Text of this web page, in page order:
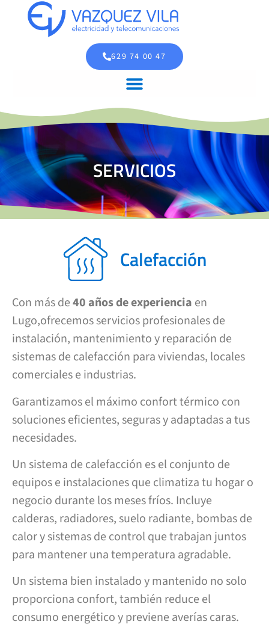
629 74 00 47
SERVICIOS
Calefacción
Con más de40 años de experiencia en
Lugo,ofrecemos servicios profesionales de
instalación, mantenimiento y reparación de
sistemas de calefacción para viviendas, locales
comerciales e industrias.
Garantizamos el máximo confort térmico con
soluciones eficientes, seguras y adaptadas a tus
necesidades.
Un sistema de calefacción es el conjunto de
equipos e instalaciones que climatiza tu hogar o
negocio durante los meses fríos. Incluye
calderas, radiadores, suelo radiante, bombas de
calor y sistemas de control que trabajan juntos
para mantener una temperatura agradable.
Un sistema bien instalado y mantenido no solo
proporciona confort, también reduce el
consumo energético y previene averías caras.